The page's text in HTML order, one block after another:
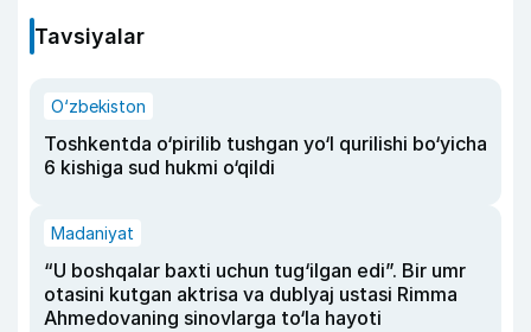
Tavsiyalar
O‘zbekiston
Toshkentda o‘pirilib tushgan yo‘l qurilishi bo‘yicha
6 kishiga sud hukmi o‘qildi
Madaniyat
“U boshqalar baxti uchun tug‘ilgan edi”. Bir umr
otasini kutgan aktrisa va dublyaj ustasi Rimma
Ahmedovaning sinovlarga to‘la hayoti